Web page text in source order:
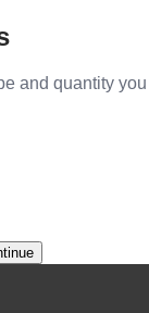
and quantity